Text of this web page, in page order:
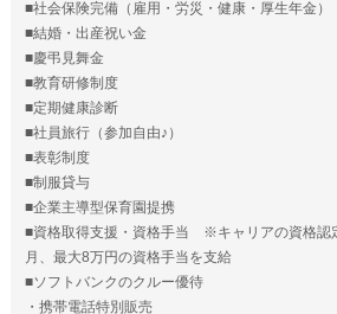
■社会保険完備（雇用・労災・健康・厚生年金）
■結婚・出産祝い金
■慶弔見舞金
■教育研修制度
■定期健康診断
■社員旅行（参加自由♪）
■表彰制度
■制服貸与
■企業主導型保育園提携
■資格取得支援・資格手当 ※キャリアの資格認
月、最大8万円の資格手当を支給
■ソフトバンクのクルー優待
・携帯電話特別販売